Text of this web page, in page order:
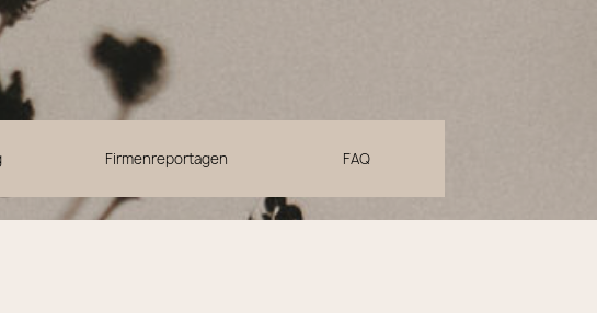
FAQ
Firmenreportagen